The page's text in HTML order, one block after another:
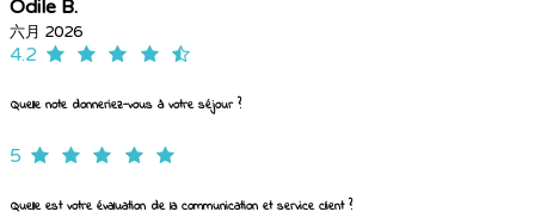
Odile B.
六月 2026
4.2
Quelle note donneriez-vous à votre séjour ?
5
Quelle est votre évaluation de la communication et service client ?